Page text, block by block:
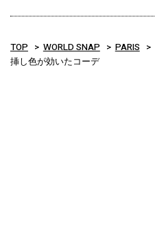
TOP WORLD SNAP PARIS
挿し色が効いたコーデ